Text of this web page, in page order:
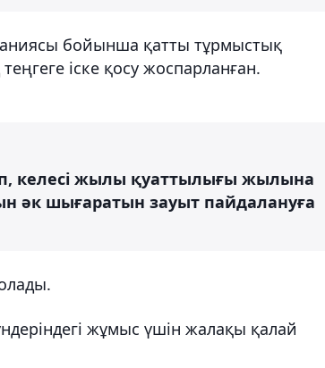
бойынша қатты тұрмыстық
іске қосу жоспарланған.
келесі жылы қуаттылығы жылына
әк шығаратын зауыт пайдалануға
жұмыс үшін жалақы қалай